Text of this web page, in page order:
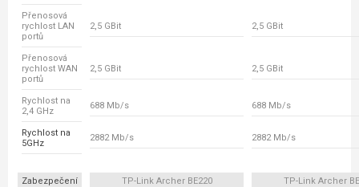
Přenosová
rychlost LAN
portů
2,5 GBit 2,5 GBit
Přenosová
rychlost WAN
portů
2,5 GBit 2,5 GBit
Rychlost na
2,4 GHz
688 Mb/s 688 Mb/s
Rychlost na
5GHz
2882 Mb/s 2882 Mb/s
Zabezpečení TP-Link Archer BE220
TP-Link Archer